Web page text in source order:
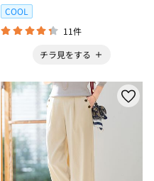
COOL
11件
チラ見をする